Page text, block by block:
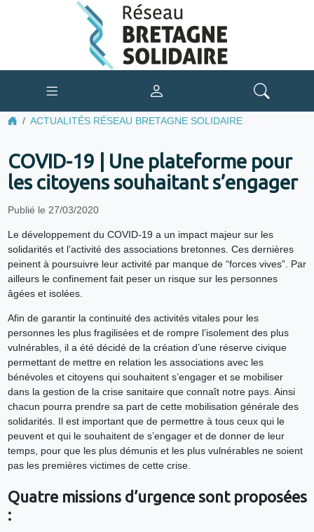
ACTUALITÉS RÉSEAU BRETAGNE SOLIDAIRE
COVID-19 | Une plateforme pour
les citoyens souhaitant s’engager
Publié le 27/03/2020
Le développement du COVID-19 a un impact majeur sur les
solidarités et l’activité des associations bretonnes. Ces dernières
peinent à poursuivre leur activité par manque de “forces vives”. Par
ailleurs le confinement fait peser un risque sur les personnes
âgées et isolées.
Afin de garantir la continuité des activités vitales pour les
personnes les plus fragilisées et de rompre l’isolement des plus
vulnérables, il a été décidé de la création d’une réserve civique
permettant de mettre en relation les associations avec les
bénévoles et citoyens qui souhaitent s’engager et se mobiliser
dans la gestion de la crise sanitaire que connaît notre pays. Ainsi
chacun pourra prendre sa part de cette mobilisation générale des
solidarités. Il est important que de permettre à tous ceux qui le
peuvent et qui le souhaitent de s’engager et de donner de leur
temps, pour que les plus démunis et les plus vulnérables ne soient
pas les premières victimes de cette crise.
Quatre missions d’urgence sont proposées
: